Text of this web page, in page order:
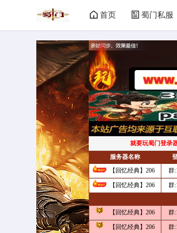
首页 蜀门私服